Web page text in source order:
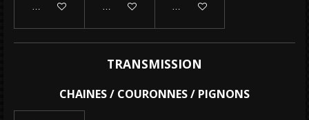
Ajouter au panier Ajouter au panier Ajouter au panier
TRANSMISSION
CHAINES / COURONNES / PIGNONS